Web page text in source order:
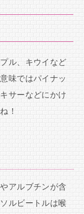
ル、キウイなど
味ではパイナッ
サーなどにかけ
！
アルブチンが含
ルビートルは喉